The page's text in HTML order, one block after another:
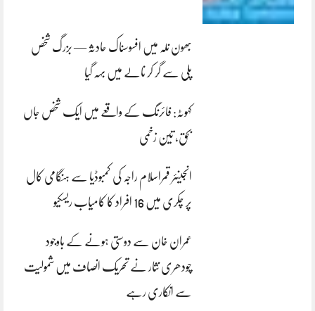
بھون نلہ میں افسوسناک حادثہ — بزرگ شخص
پلی سے گر کر نالے میں بہہ گیا
کہوٹہ: فائرنگ کے واقعے میں ایک شخص جاں
بحق، تین زخمی
انجینئر قمراسلام راجہ کی کمبوڈیا سے ہنگامی کال
پر چکری میں 16 افراد کا کامیاب ریسکیو
عمران خان سے دوستی ہونے کے باوجود
چودھری نثار نے تحریک انصاف میں شمولیت
سے انکاری رہے